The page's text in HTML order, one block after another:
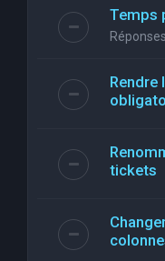
Temps
Rendre
tickets